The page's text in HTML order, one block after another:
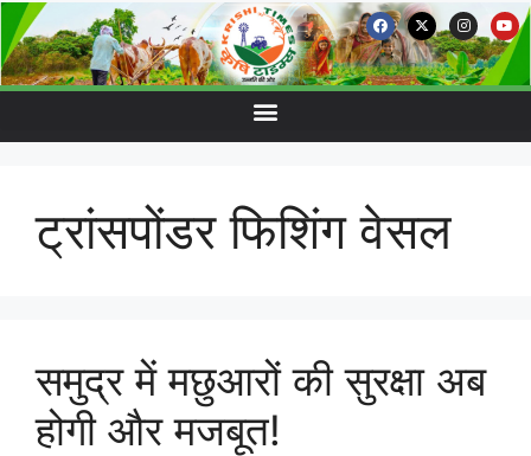
ट्रांसपोंडर फिशिंग वेसल
समुद्र में मछुआरों की सुरक्षा अब
होगी और मजबूत!